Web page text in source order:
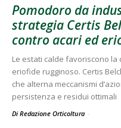
Pomodoro da
strategia Certis
contro acari ed
Le estati calde favoriscono
eriofide rugginoso. Certis
che alterna meccanismi
persistenza e residui ottimali
Di Redazione Orticoltura -